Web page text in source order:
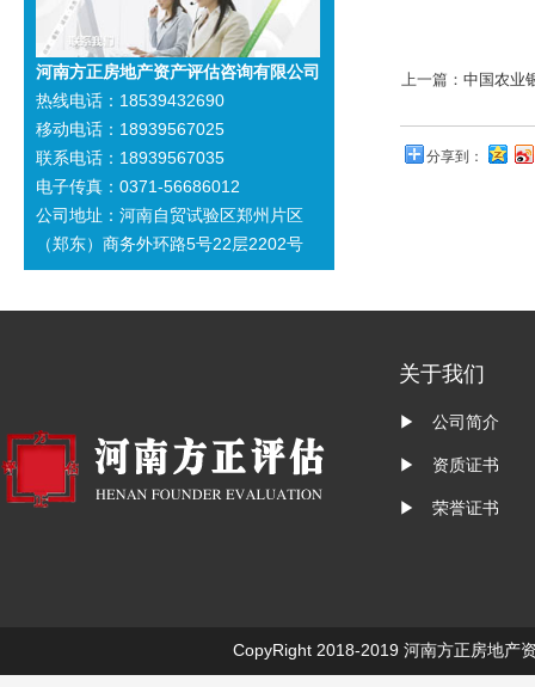
上一篇： 中国农业
分享到：
河南方正房地产资产评估咨询有限公司
热线电话：18539432690
移动电话：18939567025
联系电话：18939567035
电子传真：0371-56686012
公司地址：河南自贸试验区郑州片区
（郑东）商务外环路5号22层2202号
关于我们
▶ 公司简介
▶ 资质证书
▶ 荣誉证书
CopyRight 2018-2019 河南方正房地产